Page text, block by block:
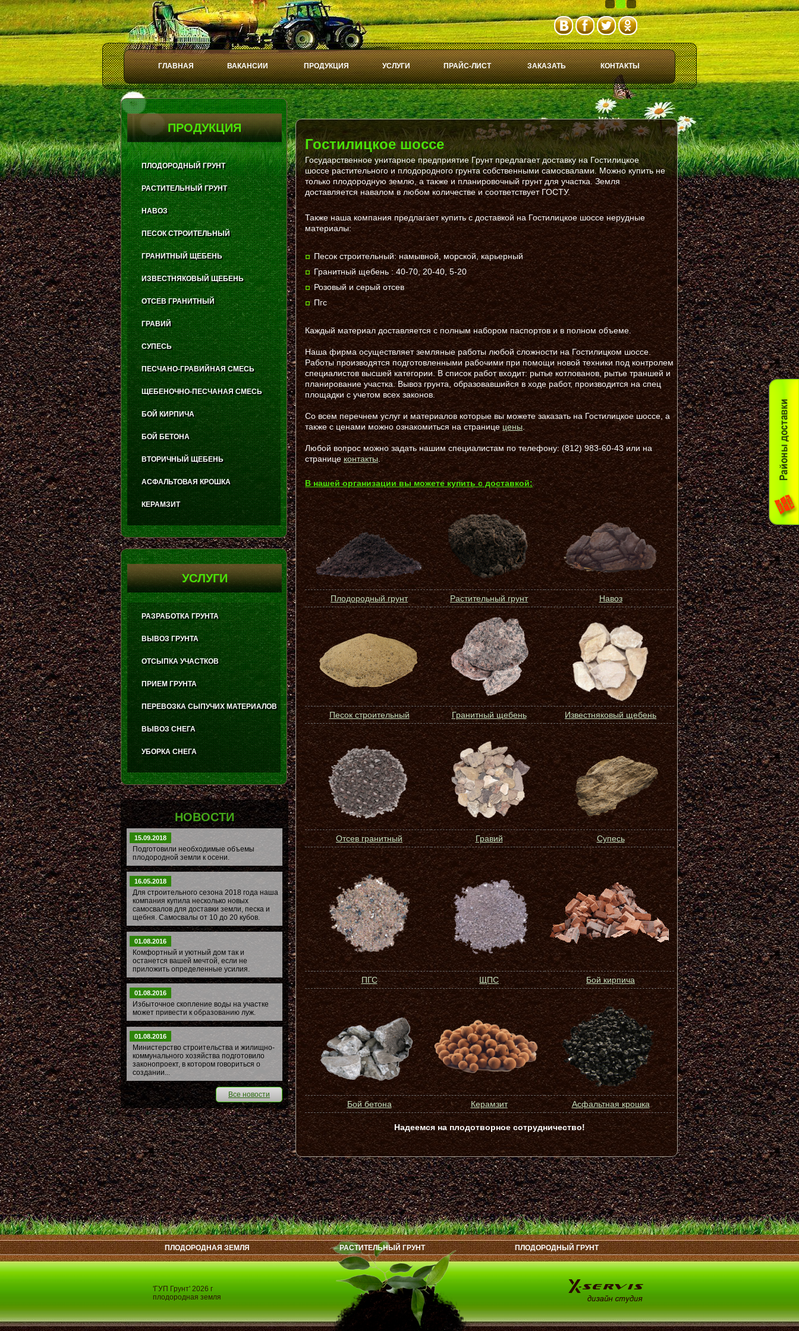
ГЛАВНАЯ ВАКАНСИИ ПРОДУКЦИЯ УСЛУГИ ПРАЙС-ЛИСТ ЗАКАЗАТЬ КОНТАКТЫ
Play
Stop
1 2 3
Гостилицкое шоссе
Государственное унитарное предприятие Грунт предлагает доставку на Гостилицкое
шоссе растительного и плодородного грунта собственными самосвалами. Можно купить не
только плодородную землю, а также и планировочный грунт для участка. Земля
доставляется навалом в любом количестве и соответствует ГОСТУ.
Также наша компания предлагает купить с доставкой на Гостилицкое шоссе нерудные
материалы:
Песок строительный: намывной, морской, карьерный
Гранитный щебень : 40-70, 20-40, 5-20
Розовый и серый отсев
Пгс
Каждый материал доставляется с полным набором паспортов и в полном объеме.
Наша фирма осуществляет земляные работы любой сложности на Гостилицком шоссе.
Работы производятся подготовленными рабочими при помощи новой техники под контролем
специалистов высшей категории. В список работ входит: рытье котлованов, рытье траншей и
планирование участка. Вывоз грунта, образовавшийся в ходе работ, производится на спец
площадки с учетом всех законов.
Со всем перечнем услуг и материалов которые вы можете заказать на Гостилицкое шоссе, а
также с ценами можно ознакомиться на страницецены
Любой вопрос можно задать нашим специалистам по телефону: (812) 983-60-43 или на
страницеконтакты
В нашей организации вы можете купить с доставкой:
Плодородный грунт Растительный грунт Навоз
Песок строительный Гранитный щебень Известняковый щебень
Отсев гранитный Гравий Супесь
ПГС ЩПС Бой кирпича
Бой бетона Керамзит Асфальтная крошка
Надеемся на плодотворное сотрудничество!
ПРОДУКЦИЯ
ПЛОДОРОДНЫЙ ГРУНТ
РАСТИТЕЛЬНЫЙ ГРУНТ
НАВОЗ
ПЕСОК СТРОИТЕЛЬНЫЙ
ГРАНИТНЫЙ ЩЕБЕНЬ
ИЗВЕСТНЯКОВЫЙ ЩЕБЕНЬ
ОТСЕВ ГРАНИТНЫЙ
ГРАВИЙ
СУПЕСЬ
ПЕСЧАНО-ГРАВИЙНАЯ СМЕСЬ
ЩЕБЕНОЧНО-ПЕСЧАНАЯ СМЕСЬ
БОЙ КИРПИЧА
БОЙ БЕТОНА
ВТОРИЧНЫЙ ЩЕБЕНЬ
АСФАЛЬТОВАЯ КРОШКА
КЕРАМЗИТ
УСЛУГИ
РАЗРАБОТКА ГРУНТА
ВЫВОЗ ГРУНТА
ОТСЫПКА УЧАСТКОВ
ПРИЕМ ГРУНТА
ПЕРЕВОЗКА СЫПУЧИХ МАТЕРИАЛОВ
ВЫВОЗ СНЕГА
УБОРКА СНЕГА
НОВОСТИ
15.09.2018
Подготовили необходимые объемы
плодородной земли к осени.
16.05.2018
Для строительного сезона 2018 года наша
компания купила несколько новых
самосвалов для доставки земли, песка и
щебня. Самосвалы от 10 до 20 кубов.
01.08.2016
Комфортный и уютный дом так и
останется вашей мечтой, если не
приложить определенные усилия.
01.08.2016
Избыточное скопление воды на участке
может привести к образованию луж.
01.08.2016
Министерство строительства и жилищно-
коммунального хозяйства подготовило
законопроект, в котором говориться о
создании...
Все новости
'ГУП Грунт' 2026 г
плодородная земля
ПЛОДОРОДНАЯ ЗЕМЛЯ РАСТИТЕЛЬНЫЙ ГРУНТ ПЛОДОРОДНЫЙ ГРУНТ